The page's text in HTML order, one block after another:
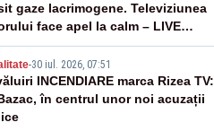
gaze lacrimogene. Televiziunea
face apel la calm – LIVE
-30 iul. 2026, 07:51
INCENDIARE marca Rizea TV:
în centrul unor noi acuzații